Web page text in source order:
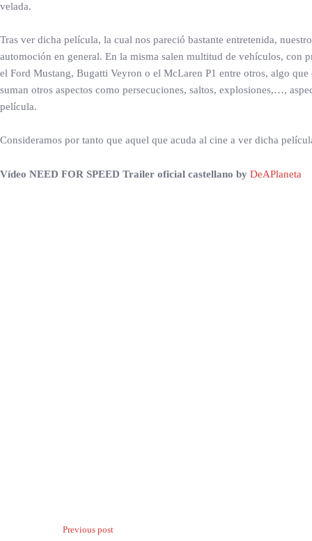
velada.
Tras ver dicha película, la cual nos pareció bastante entretenida,
automoción en general. En la misma salen multitud de vehículos, con
el Ford Mustang, Bugatti Veyron o el McLaren P1 entre otros, algo
suman otros aspectos como persecuciones, saltos, explosiones,…,
película.
Consideramos por tanto que aquel que acuda al cine a ver dicha
Vídeo NEED FOR SPEED Trailer oficial castellano by DeAPlaneta
Previous post